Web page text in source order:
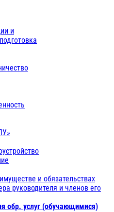
и
и обязательствах
руководителя и членов его
обр. услуг (обучающимися)